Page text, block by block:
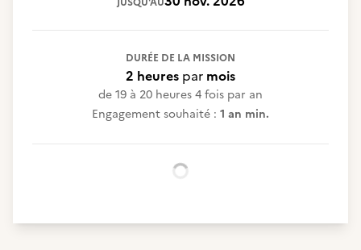
DURÉE DE LA MISSION
2 heures par mois
de 19 à 20 heures 4 fois par an
Engagement souhaité : 1 an min.